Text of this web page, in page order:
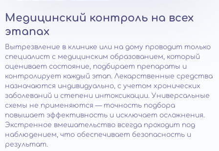
Медицинский контроль на всех
этапах
Вытрезвление в клинике или на дому проводит только
специалист с медицинским образованием, который
оценивает состояние, подбирает препараты и
контролирует каждый этап. Лекарственные средства
назначаются индивидуально, с учетом хронических
заболеваний и степени интоксикации. Универсальные
схемы не применяются — точность подбора
повышает эффективность и исключает осложнения.
Экстренное вмешательство всегда проходит под
наблюдением, что обеспечивает безопасность и
результат.